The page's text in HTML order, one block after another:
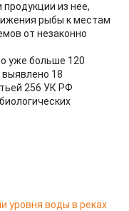
из нее,
рыбы к местам
от незаконно
уже больше 120
18
256 УК РФ
уровня воды в реках